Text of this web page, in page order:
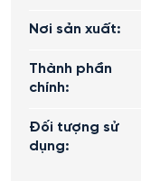
Nơi sản xuất:
Thành phần
chính:
Đối tượng sử
dụng: